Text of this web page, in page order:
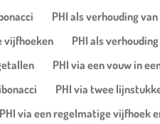
PHI als verhouding
vijfhoeken
PHI als
PHI via een vouw in
PHI via twee
PHI via een regelmatige vijfhoek